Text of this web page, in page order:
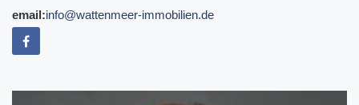
email:info@wattenmeer-immobilien.de